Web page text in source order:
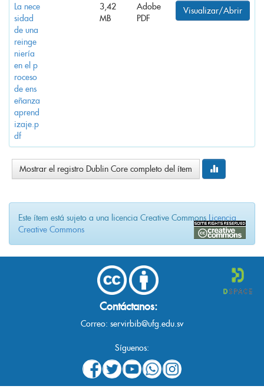
La nece
sidad
de una
reinge
niería
en el p
roceso
de ens
eñanza
aprend
izaje.p
df
3,42
MB
Adobe
PDF
Visualizar/Abrir
Mostrar el registro Dublin Core completo del ítem
Este ítem está sujeto a una licencia Creative Commons Licencia
Creative Commons
Contáctanos:
Correo: servirbib@ufg.edu.sv
Síguenos: